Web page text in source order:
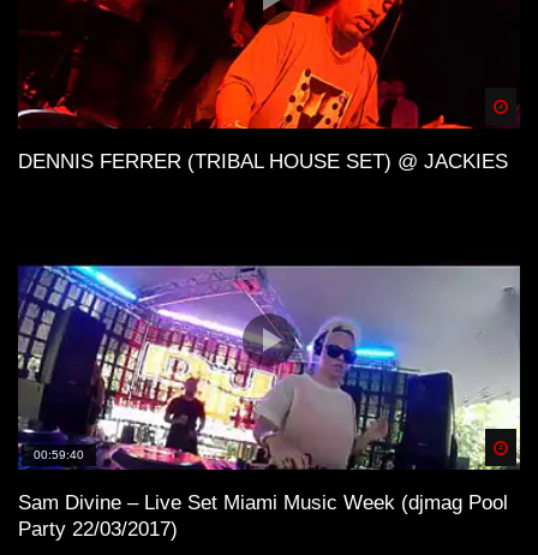
DENNIS FERRER (TRIBAL HOUSE SET) @ JACKIES
00:59:40
Sam Divine – Live Set Miami Music Week (djmag Pool
Party 22/03/2017)